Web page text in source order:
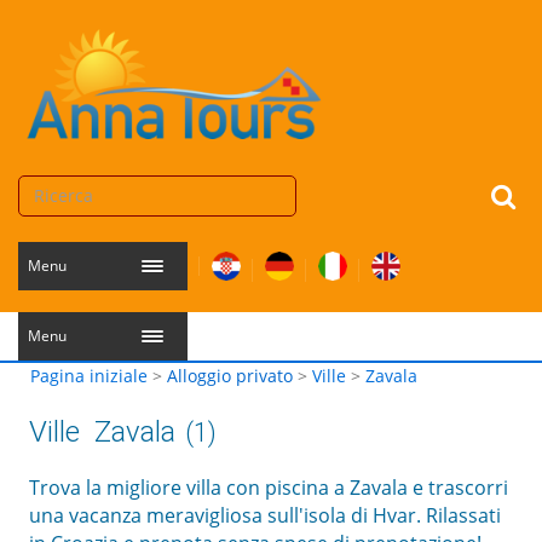
Menu
Menu
Pagina iniziale > Alloggio privato > Ville > Zavala
Ville Zavala (1)
Trova la migliore villa con piscina a Zavala e trascorri
una vacanza meravigliosa sull'isola di Hvar. Rilassati